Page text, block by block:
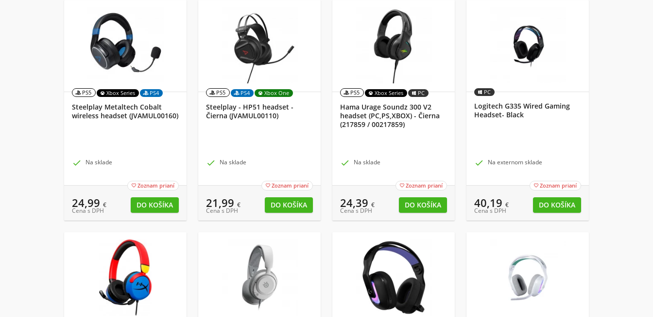
PS5 Xbox Series PS4
Steelplay Metaltech Cobalt
wireless headset (JVAMUL00160)
 Na sklade
 Zoznam prianí
24,99 €
Cena s DPH
PS5 PS4 Xbox One
Steelplay - HP51 headset -
Čierna (JVAMUL00110)
 Na sklade
 Zoznam prianí
21,99 €
Cena s DPH
PS5 Xbox Series PC
Hama Urage Soundz 300 V2
headset (PC,PS,XBOX) - Čierna
(217859 / 00217859)
 Na sklade
 Zoznam prianí
24,39 €
Cena s DPH
PC
Logitech G335 Wired Gaming
Headset- Black
 Na externom sklade
 Zoznam prianí
40,19 €
Cena s DPH